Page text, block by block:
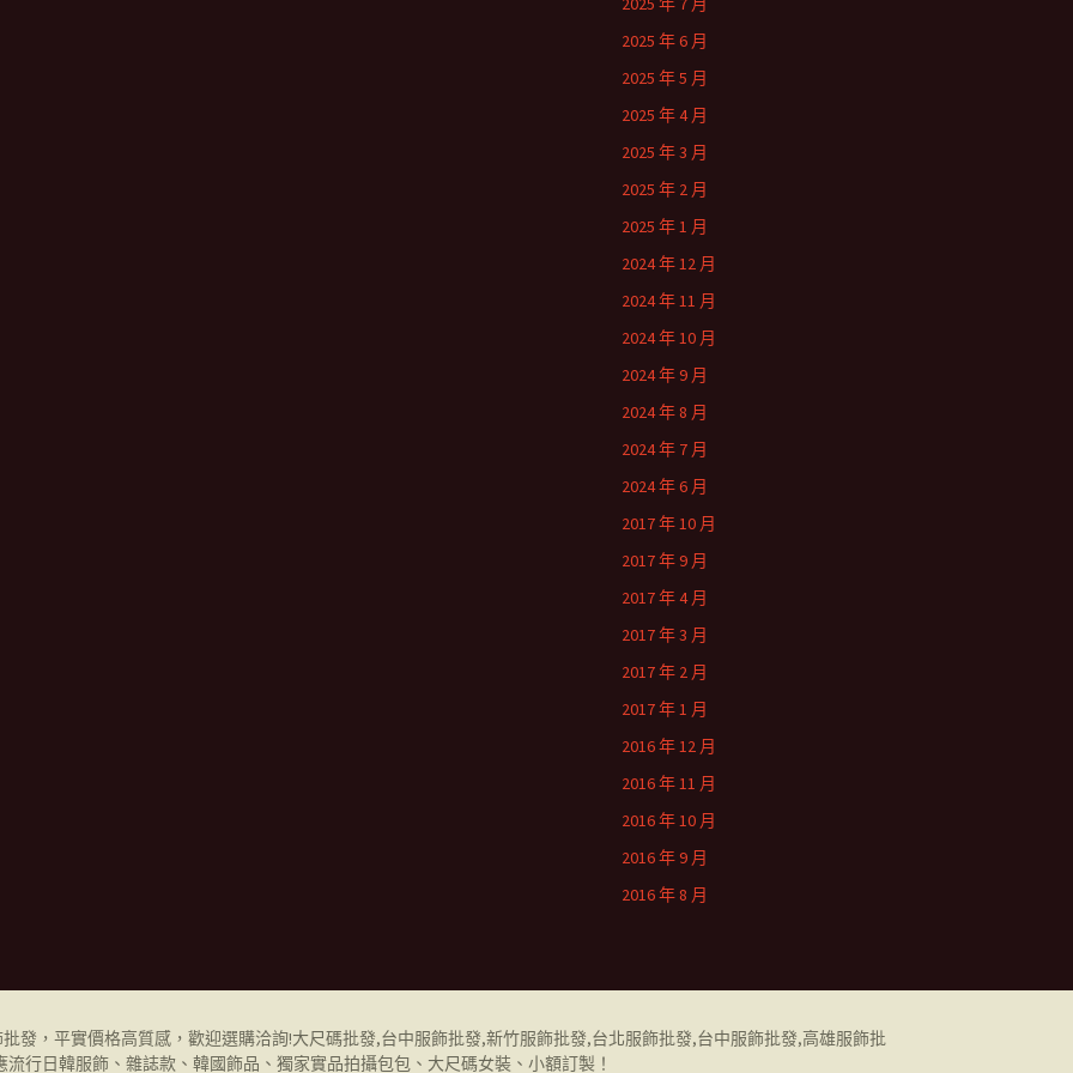
2025 年 6 月
2025 年 5 月
2025 年 4 月
2025 年 3 月
2025 年 2 月
2025 年 1 月
2024 年 12 月
2024 年 11 月
2024 年 10 月
2024 年 9 月
2024 年 8 月
2024 年 7 月
2024 年 6 月
2017 年 10 月
2017 年 9 月
2017 年 4 月
2017 年 3 月
2017 年 2 月
2017 年 1 月
2016 年 12 月
2016 年 11 月
2016 年 10 月
2016 年 9 月
2016 年 8 月
發，平實價格高質感，歡迎選購洽詢!大尺碼批發,台中服飾批發,新竹服飾批發,台北服飾批發,台中服飾批發,高雄服飾批
流行日韓服飾、雜誌款、韓國飾品、獨家實品拍攝包包、大尺碼女裝、小額訂製！